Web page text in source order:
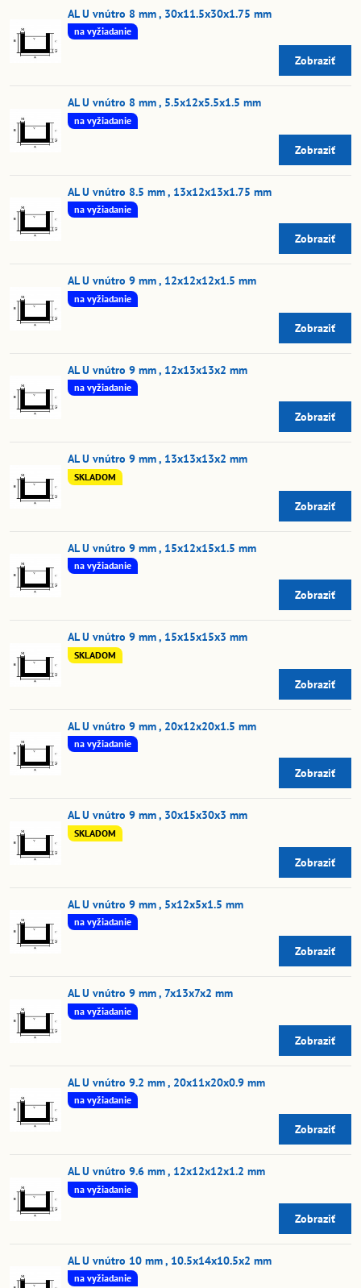
AL U vnútro 8 mm , 30x11.5x30x1.75 mm
na vyžiadanie
Zobraziť
AL U vnútro 8 mm , 5.5x12x5.5x1.5 mm
na vyžiadanie
Zobraziť
AL U vnútro 8.5 mm , 13x12x13x1.75 mm
na vyžiadanie
Zobraziť
AL U vnútro 9 mm , 12x12x12x1.5 mm
na vyžiadanie
Zobraziť
AL U vnútro 9 mm , 12x13x13x2 mm
na vyžiadanie
Zobraziť
AL U vnútro 9 mm , 13x13x13x2 mm
SKLADOM
Zobraziť
AL U vnútro 9 mm , 15x12x15x1.5 mm
na vyžiadanie
Zobraziť
AL U vnútro 9 mm , 15x15x15x3 mm
SKLADOM
Zobraziť
AL U vnútro 9 mm , 20x12x20x1.5 mm
na vyžiadanie
Zobraziť
AL U vnútro 9 mm , 30x15x30x3 mm
SKLADOM
Zobraziť
AL U vnútro 9 mm , 5x12x5x1.5 mm
na vyžiadanie
Zobraziť
AL U vnútro 9 mm , 7x13x7x2 mm
na vyžiadanie
Zobraziť
AL U vnútro 9.2 mm , 20x11x20x0.9 mm
na vyžiadanie
Zobraziť
AL U vnútro 9.6 mm , 12x12x12x1.2 mm
na vyžiadanie
Zobraziť
AL U vnútro 10 mm , 10.5x14x10.5x2 mm
na vyžiadanie